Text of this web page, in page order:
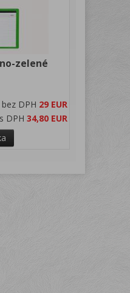
zelené
bez DPH 29 EUR
s DPH 34,80 EUR